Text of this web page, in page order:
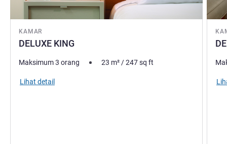
KAMAR
DELUXE KING
Maksimum 3 orang 23 m²/247sq ft
Lihat detail